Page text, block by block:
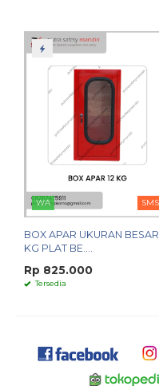
WA SMS
BOX APAR UKURAN BESAR
KG PLAT BE....
Rp 825.000
Tersedia